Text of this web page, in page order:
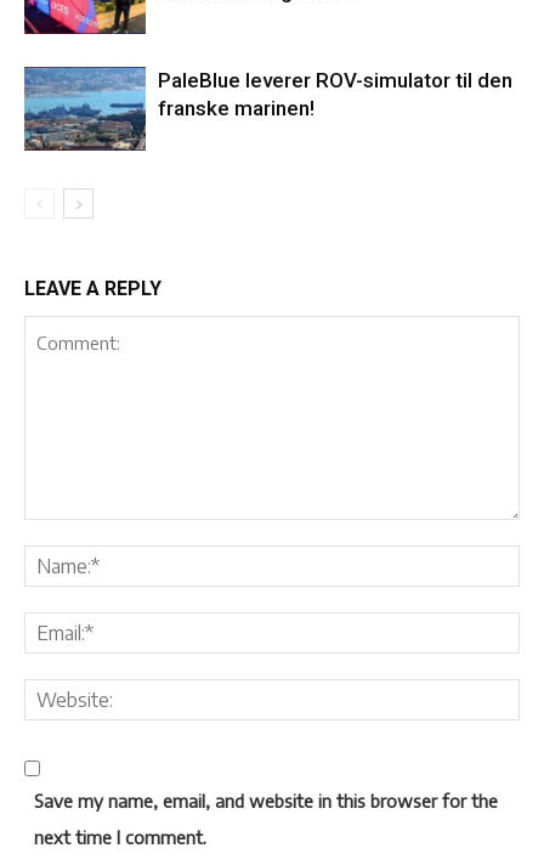
PaleBlue leverer ROV-simulator til den
franske marinen!
LEAVE A REPLY
Save my name, email, and website in this browser for the
next time I comment.